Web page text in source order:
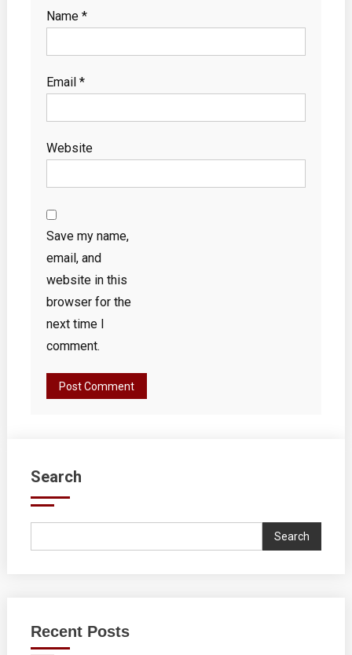
Name *
Email *
Website
Save my name,
email, and
website in this
browser for the
next time I
comment.
Search
Search
Recent Posts